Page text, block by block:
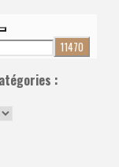
Recherche
: